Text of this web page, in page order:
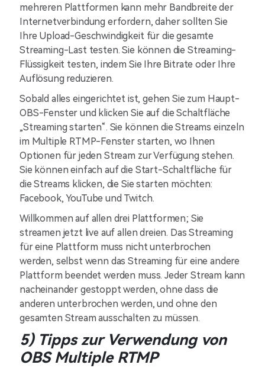
mehreren Plattformen kann mehr Bandbreite der
Internetverbindung erfordern, daher sollten Sie
Ihre Upload-Geschwindigkeit für die gesamte
Streaming-Last testen. Sie können die Streaming-
Flüssigkeit testen, indem Sie Ihre Bitrate oder Ihre
Auflösung reduzieren.
Sobald alles eingerichtet ist, gehen Sie zum Haupt-
OBS-Fenster und klicken Sie auf die Schaltfläche
„Streaming starten“. Sie können die Streams einzeln
im Multiple RTMP-Fenster starten, wo Ihnen
Optionen für jeden Stream zur Verfügung stehen.
Sie können einfach auf die Start-Schaltfläche für
die Streams klicken, die Sie starten möchten:
Facebook, YouTube und Twitch.
Willkommen auf allen drei Plattformen; Sie
streamen jetzt live auf allen dreien. Das Streaming
für eine Plattform muss nicht unterbrochen
werden, selbst wenn das Streaming für eine andere
Plattform beendet werden muss. Jeder Stream kann
nacheinander gestoppt werden, ohne dass die
anderen unterbrochen werden, und ohne den
gesamten Stream ausschalten zu müssen.
5) Tipps zur Verwendung von
OBS Multiple RTMP